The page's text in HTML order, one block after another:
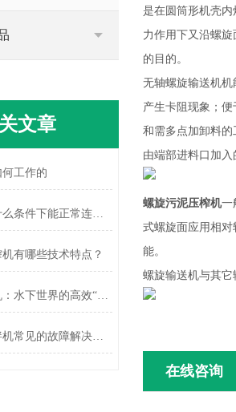
是在圆筒形机壳
力作用下又沿螺
的目的。
无轴螺旋输送机
产生卡阻现象；
和需多点加卸料
由端部进料口加
螺旋污泥压榨机一
式螺旋面应用相
能。
螺旋输送机与其
在线咨询
文章
工作的
螺旋压榨机在什么条件下能正常连续运行？
有哪些技术特点？
高速潜水搅拌机：水下世界的高效“搅拌能手”
铸件式潜水搅拌机常见的故障解决方法介绍